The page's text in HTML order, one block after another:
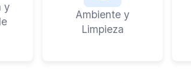
y
Ambiente y
Limpieza